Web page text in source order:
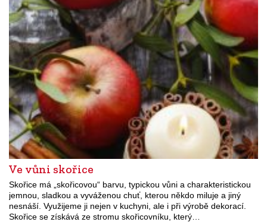
Ve vůni skořice
Skořice má „skořicovou“ barvu, typickou vůni a charakteristickou
jemnou, sladkou a vyváženou chuť, kterou někdo miluje a jiný
nesnáší. Využijeme ji nejen v kuchyni, ale i při výrobě dekorací.
Skořice se získává ze stromu skořicovníku, který…